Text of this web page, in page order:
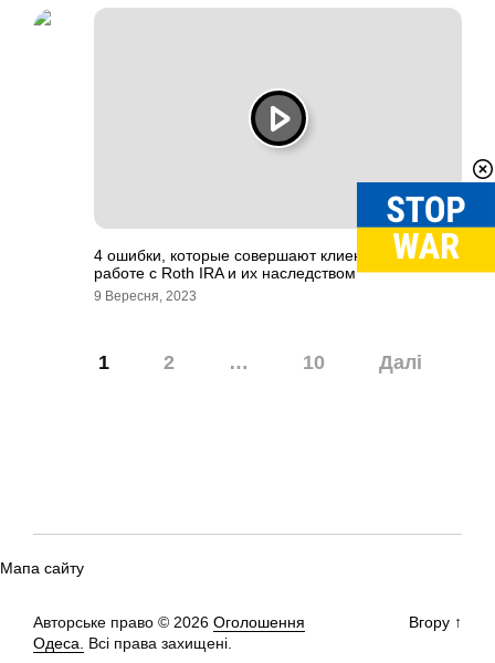
4 ошибки, которые совершают клиенты при
работе с Roth IRA и их наследством
9 Вересня, 2023
1 2 … 10 Далі
Мапа сайту
Авторське право © 2026 Оголошення
Одеса.
Всі права захищені.
Вгору ↑